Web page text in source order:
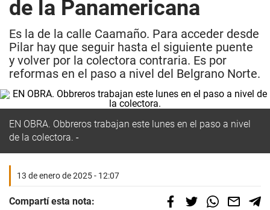
de la Panamericana
Es la de la calle Caamaño. Para acceder desde
Pilar hay que seguir hasta el siguiente puente
y volver por la colectora contraria. Es por
reformas en el paso a nivel del Belgrano Norte.
EN OBRA. Obbreros trabajan este lunes en el paso a nivel
de la colectora.
13 de enero de 2025 - 12:07
Compartí esta nota: